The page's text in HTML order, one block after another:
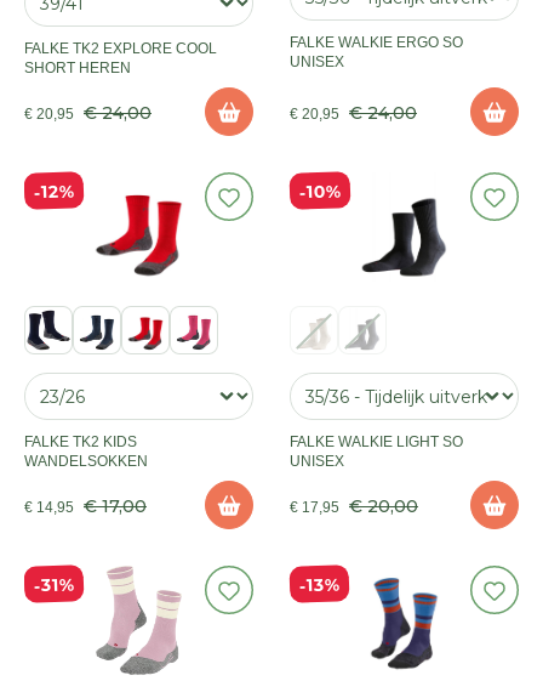
FALKE TK2 EXPLORE COOL
SHORT HEREN
€ 20,95 € 24,00
FALKE WALKIE ERGO SO
UNISEX
€ 20,95 € 24,00
12%
FALKE TK2 KIDS
WANDELSOKKEN
€ 14,95 € 17,00
10%
FALKE WALKIE LIGHT SO
UNISEX
€ 17,95 € 20,00
31% 13%